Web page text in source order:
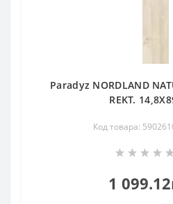
Paradyz NORDLAND
REKT.
Код товара:
1